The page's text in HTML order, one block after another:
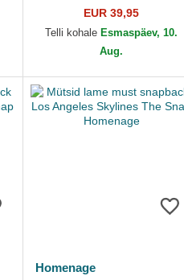
Retro Homenage
EUR 39,95
Telli kohale Esmaspäev, 10.
Aug.
Homenage